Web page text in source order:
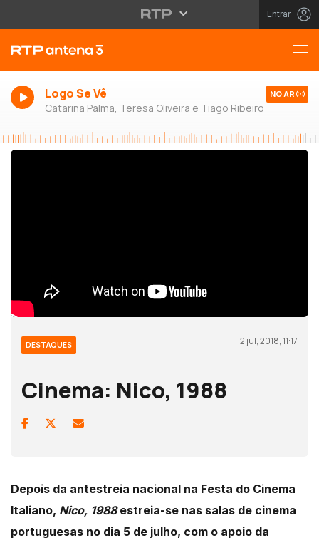
Entrar
Logo Se Vê
Catarina Palma, Teresa Oliveira e Tiago Ribeiro
NO AR
DESTAQUES 2 jul, 2018, 11:17
Cinema: Nico, 1988
Depois da antestreia nacional na Festa do Cinema
Italiano, Nico, 1988estreia-se nas salas de cinema
portuguesas no dia 5 de julho, com o apoio da